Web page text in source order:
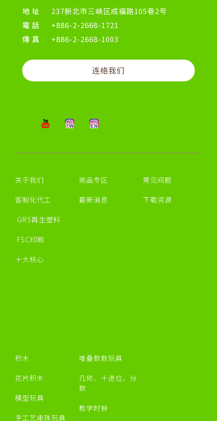
地址
237新北市三峡区成福路105巷2号
電話
+886-2-2668-1721
傳真
+886-2-2668-1003
连络我们
关于我们
客制化代工
GRS再生塑料
FSC印刷
十大核心
商品专区
最新消息
常见问题
下载资源
积木
花片积木
模型玩具
手工艺串珠玩具
堆叠数数玩具
几何、十进位、分
数
教学时钟